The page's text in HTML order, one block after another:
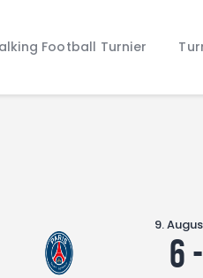
Football Turnier
Walking Football
Turniere
9.
6 -